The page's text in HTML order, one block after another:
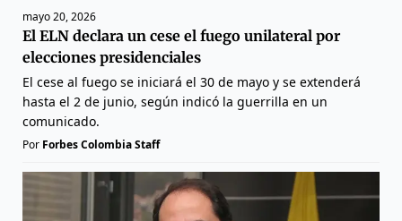
mayo 20, 2026
El ELN declara un cese el fuego unilateral por
elecciones presidenciales
El cese al fuego se iniciará el 30 de mayo y se extenderá
hasta el 2 de junio, según indicó la guerrilla en un
comunicado.
Por Forbes Colombia Staff